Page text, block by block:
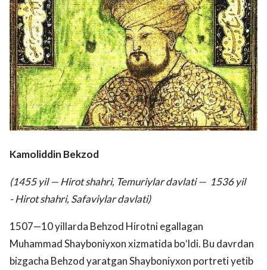
Kamoliddin Bekzod
(1455 yil — Hirot shahri, Temuriylar davlati — 1536 yil
- Hirot shahri, Safaviylar davlati)
1507—10 yillarda Behzod Hirotni egallagan
Muhammad Shayboniyxon xizmatida boʻldi. Bu davrdan
bizgacha Behzod yaratgan Shayboniyxon portreti yetib